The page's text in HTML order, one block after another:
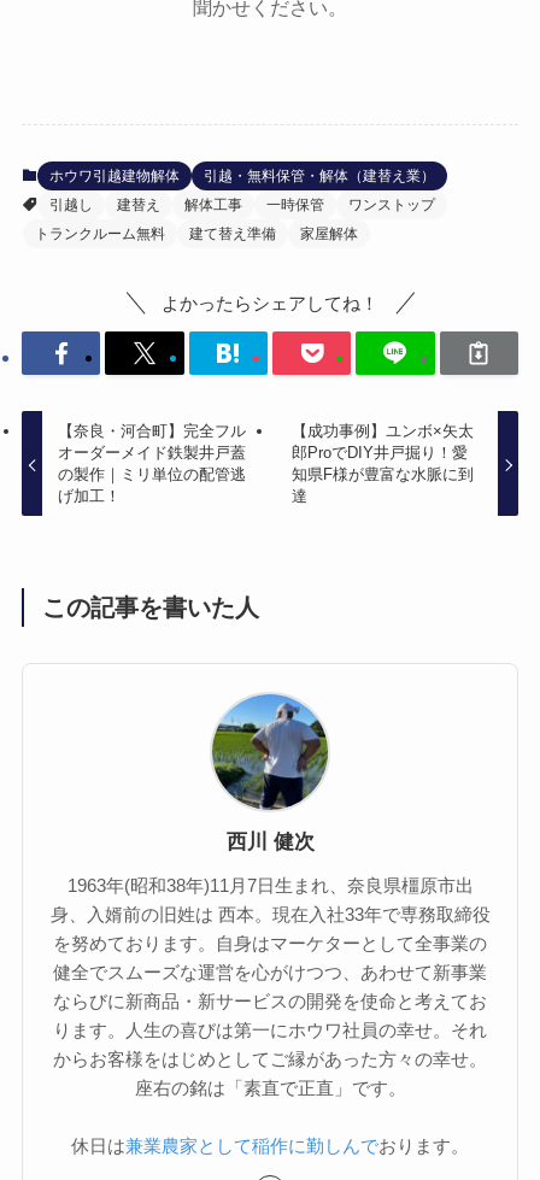
聞かせください。
ホウワ引越建物解体
引越・無料保管・解体（建替え業）
引越し
建替え 解体工事 一時保管
ワンストップ
トランクルーム無料
建て替え準備 家屋解体
よかったらシェアしてね！
【奈良・河合町】完全フル
オーダーメイド鉄製井戸蓋
の製作｜ミリ単位の配管逃
げ加工！
【成功事例】ユンボ×矢太
郎ProでDIY井戸掘り！愛
知県F様が豊富な水脈に到
達
この記事を書いた人
西川 健次
1963年(昭和38年)11月7日生まれ、奈良県橿原市出
身、入婿前の旧姓は 西本。現在入社33年で専務取締役
を努めております。自身はマーケターとして全事業の
健全でスムーズな運営を心がけつつ、あわせて新事業
ならびに新商品・新サービスの開発を使命と考えてお
ります。人生の喜びは第一にホウワ社員の幸せ。それ
からお客様をはじめとしてご縁があった方々の幸せ。
座右の銘は「素直で正直」です。
休日は兼業農家として稲作に勤しんでおります。